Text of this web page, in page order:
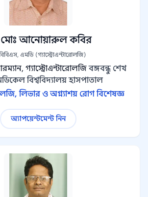
মোঃ আনোয়ারুল কবির
এমডি (গ্যাস্ট্রোএন্টারোলজি)
গ্যাস্ট্রোএন্টারোলজি বঙ্গবন্ধু শেখ
বিশ্ববিদ্যালয় হাসপাতাল
লিভার ও অগ্ন্যাশয় রোগ বিশেষজ্ঞ
অ্যাপয়েন্টমেন্ট নিন